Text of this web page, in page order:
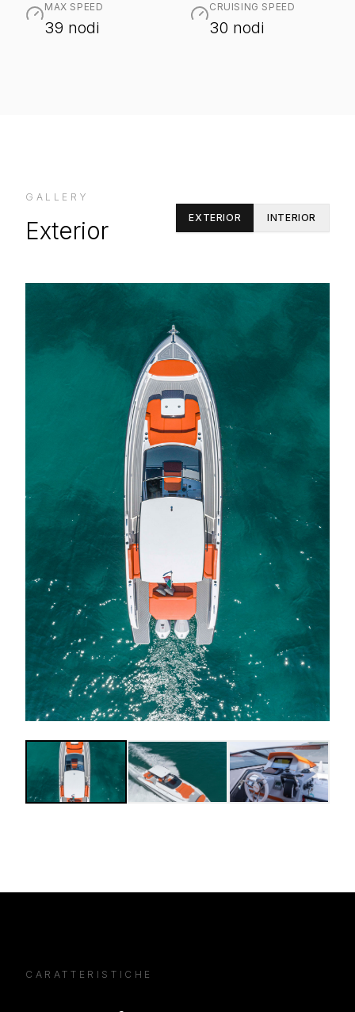
MAX SPEED
39 nodi
CRUISING SPEED
30 nodi
GALLERY
Exterior EXTERIOR INTERIOR
CARATTERISTICHE